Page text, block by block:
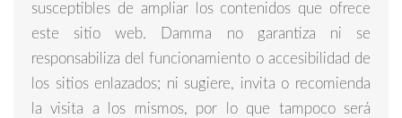
susceptibles de ampliar los contenidos que ofrece
este sitio web. Damma no garantiza ni se
responsabiliza del funcionamiento o accesibilidad de
los sitios enlazados; ni sugiere, invita o recomienda
la visita a los mismos, por lo que tampoco será